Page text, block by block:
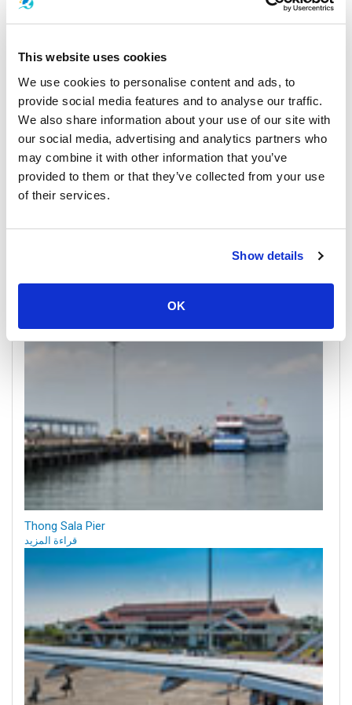
This website uses cookies
We use cookies to personalise content and ads, to
provide social media features and to analyse our traffic.
We also share information about your use of our site with
our social media, advertising and analytics partners who
may combine it with other information that you’ve
provided to them or that they’ve collected from your use
of their services.
Show details
OK
Nakhon Si Thammarat Airport
Meeting Point Highlights
Thong Sala Pier
قراءة المزيد